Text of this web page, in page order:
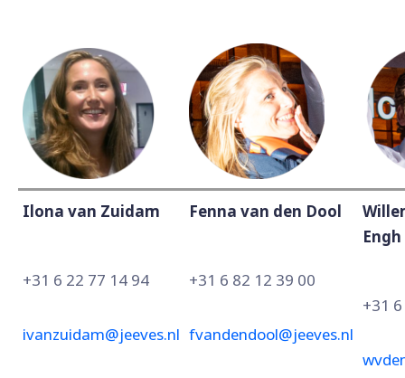
Ilona van Zuidam
+31 6 22 77 14 94
ivanzuidam@jeeves.nl
Fenna van den Dool
+31 6 82 12 39 00
fvandendool@jeeves.nl
Engh
+31